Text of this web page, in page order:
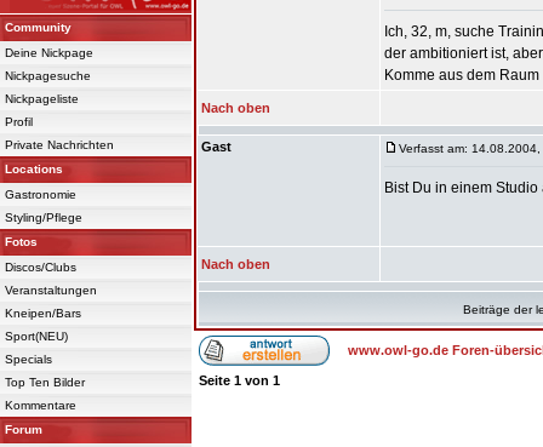
Community
Deine Nickpage
Nickpagesuche
Nickpageliste
Profil
Private Nachrichten
Locations
Gastronomie
Styling/Pflege
Fotos
Discos/Clubs
Veranstaltungen
Kneipen/Bars
Sport(NEU)
Specials
Top Ten Bilder
Kommentare
Forum
Ich, 32, m, suche
der ambitioniert ist,
Komme aus dem Raum
Nach oben
Gast Verfasst am: 14.08.2004,
Bist Du in einem
Nach oben
Beiträge der
www.owl-go.de Foren-
Seite 1 von 1